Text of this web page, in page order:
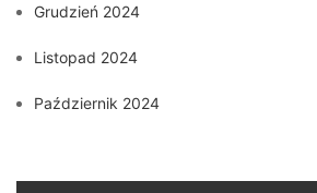
Grudzień 2024
Listopad 2024
Październik 2024